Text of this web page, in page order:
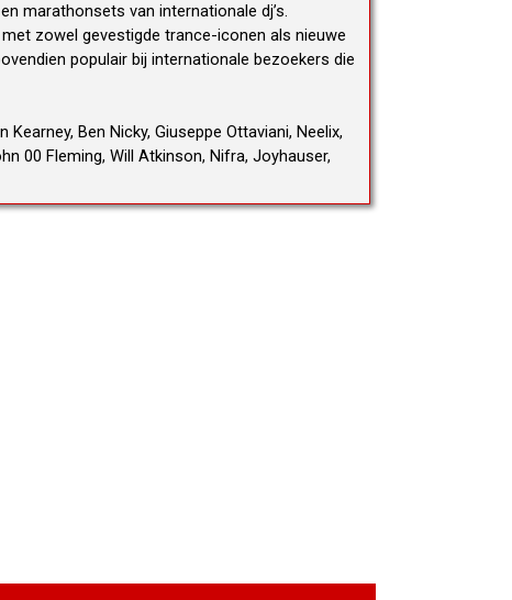
marathonsets van internationale dj’s.
zowel gevestigde trance-iconen als nieuwe
populair bij internationale bezoekers die
Ben Nicky, Giuseppe Ottaviani, Neelix,
00 Fleming, Will Atkinson, Nifra, Joyhauser,